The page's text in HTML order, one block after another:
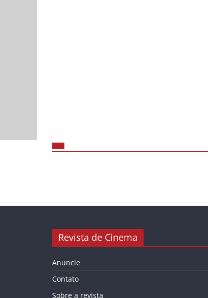
Revista de Cinema
Anuncie
Contato
Sobre a revista